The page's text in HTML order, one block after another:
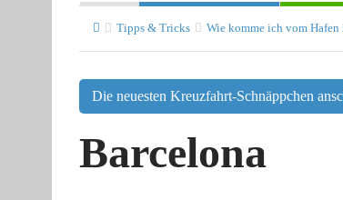
Tipps & Tricks Wie komme ich vom Hafen
Die neuesten Kreuzfahrt-Schnäppchen
Barcelona